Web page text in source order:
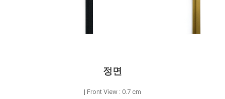
정면
| Front View : 0.7 cm